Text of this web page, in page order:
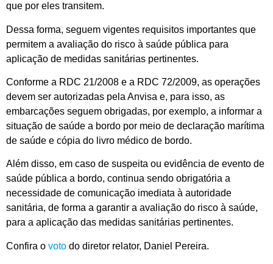
que por eles transitem.
Dessa forma, seguem vigentes requisitos importantes que
permitem a avaliação do risco à saúde pública para
aplicação de medidas sanitárias pertinentes.
Conforme a RDC 21/2008 e a RDC 72/2009, as operações
devem ser autorizadas pela Anvisa e, para isso, as
embarcações seguem obrigadas, por exemplo, a informar a
situação de saúde a bordo por meio de declaração marítima
de saúde e cópia do livro médico de bordo.
Além disso, em caso de suspeita ou evidência de evento de
saúde pública a bordo, continua sendo obrigatória a
necessidade de comunicação imediata à autoridade
sanitária, de forma a garantir a avaliação do risco à saúde,
para a aplicação das medidas sanitárias pertinentes.
Confira o voto do diretor relator, Daniel Pereira.